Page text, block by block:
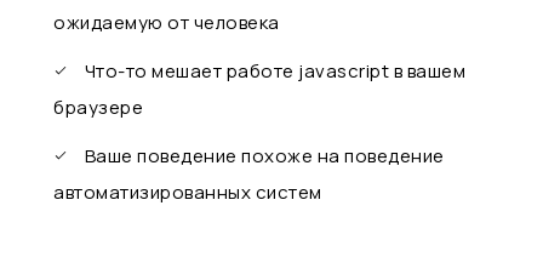
ожидаемую от человека
Что-то мешает работе javascript в вашем
браузере
Ваше поведение похоже на поведение
автоматизированных систем